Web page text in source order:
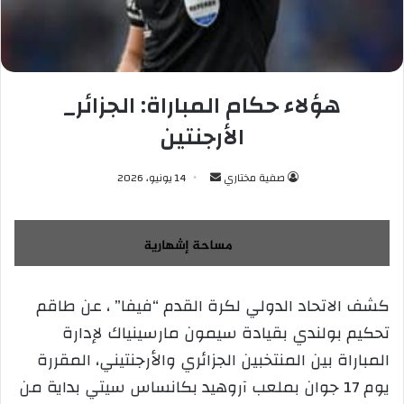
هؤلاء حكام المباراة: الجزائر_
الأرجنتين
صفية مختاري
س
ل
ب
ي
د
ا
ل
14 يونيو، 2026
كشف الاتحاد الدولي لكرة القدم “فيفا” ، عن طاقم
تحكيم بولندي بقيادة سيمون مارسينياك لإدارة
المباراة بين المنتخبين الجزائري والأرجنتيني، المقررة
يوم 17 جوان بملعب آروهيد بكانساس سيتي بداية من